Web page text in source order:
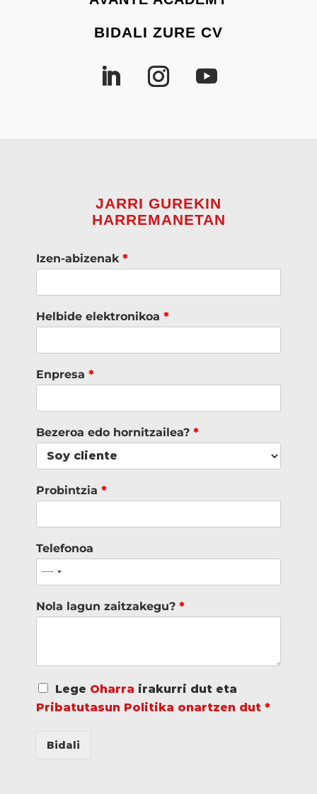
BIDALI ZURE CV
JARRI GUREKIN
HARREMANETAN
Izen-abizenak *
Helbide elektronikoa *
Enpresa *
Bezeroa edo hornitzailea? *
Probintzia *
Telefonoa
Nola lagun zaitzakegu? *
A
u
Lege Oharra irakurri dut eta
Pribatutasun Politika onartzen dut *
Bidali